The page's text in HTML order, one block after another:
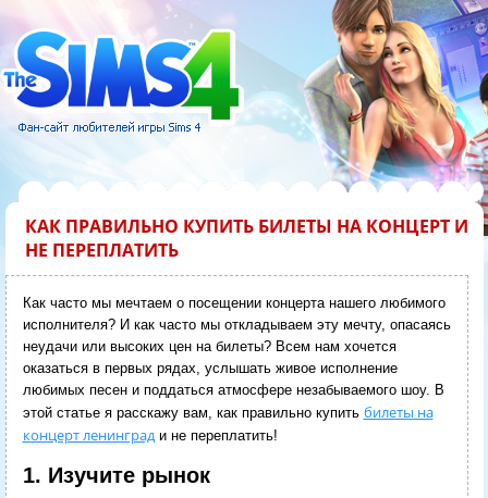
КАК ПРАВИЛЬНО КУПИТЬ БИЛЕТЫ НА КОНЦЕРТ И
НЕ ПЕРЕПЛАТИТЬ
Как часто мы мечтаем о посещении концерта нашего любимого
исполнителя? И как часто мы откладываем эту мечту, опасаясь
неудачи или высоких цен на билеты? Всем нам хочется
оказаться в первых рядах, услышать живое исполнение
любимых песен и поддаться атмосфере незабываемого шоу. В
этой статье я расскажу вам, как правильно купить билеты на
концерт ленингради не переплатить!
1. Изучите рынок